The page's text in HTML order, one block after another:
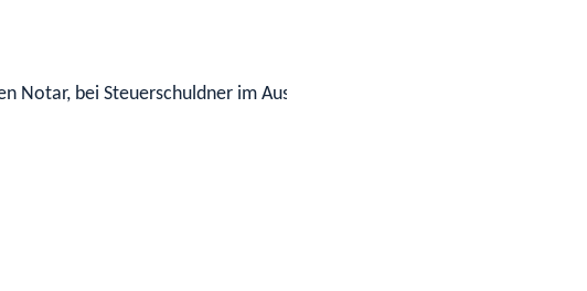
Notar, bei Steuerschuldner im Ausland 4 Wochen nach